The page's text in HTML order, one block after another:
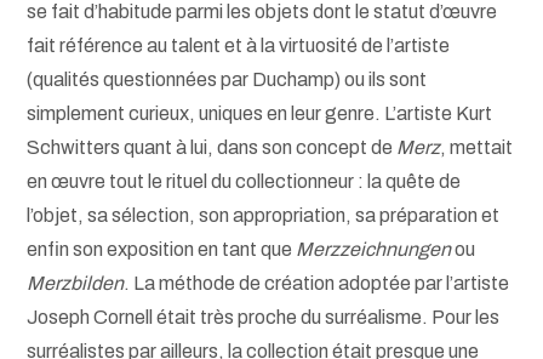
se fait d’habitude parmi les objets dont le statut d’œuvre
fait référence au talent et à la virtuosité de l’artiste
(qualités questionnées par Duchamp) ou ils sont
simplement curieux, uniques en leur genre. L’artiste Kurt
Schwitters quant à lui, dans son concept de Merz, mettait
en œuvre tout le rituel du collectionneur : la quête de
l’objet, sa sélection, son appropriation, sa préparation et
enfin son exposition en tant que Merzzeichnungenou
Merzbilden. La méthode de création adoptée par l’artiste
Joseph Cornell était très proche du surréalisme. Pour les
surréalistes par ailleurs, la collection était presque une